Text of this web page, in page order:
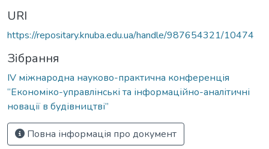
URI
https://repositary.knuba.edu.ua/handle/987654321/10474
Зібрання
IV міжнародна науково-практична конференція
“Економіко-управлінські та інформаційно-аналітичні
новації в будівництві”
Повна інформація про документ